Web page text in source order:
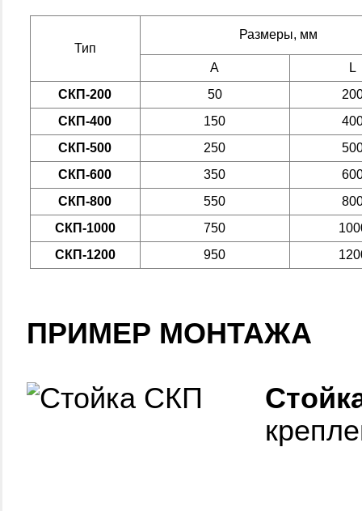
Тип
Размеры, мм
A
L
СКП-200
50
СКП-400
150
СКП-500
250
СКП-600
350
СКП-800
550
СКП-1000
750
СКП-1200
950
ПРИМЕР МОНТАЖА